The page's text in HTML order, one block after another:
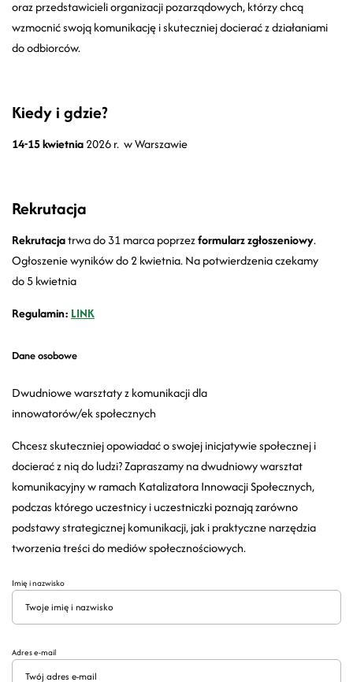
oraz przedstawicieli organizacji pozarządowych, którzy chcą
wzmocnić swoją komunikację i skuteczniej docierać z działaniami
do odbiorców.
Kiedy i gdzie?
14-15 kwietnia2026 r. wWarszawie
Rekrutacja
Rekrutacjatrwa do 31 marca poprzezformularz zgłoszeniowy.
Ogłoszenie wyników do 2 kwietnia. Na potwierdzenia czekamy
do 5 kwietnia
Regulamin: LINK
Dane osobowe
Dwudniowe warsztaty z komunikacji dla
innowatorów/ek społecznych
Chcesz skuteczniej opowiadać o swojej inicjatywie społecznej i
docierać z nią do ludzi? Zapraszamy na dwudniowy warsztat
komunikacyjny w ramach Katalizatora Innowacji Społecznych,
podczas którego uczestnicy i uczestniczki poznają zarówno
podstawy strategicznej komunikacji, jak i praktyczne narzędzia
tworzenia treści do mediów społecznościowych.
Imię i nazwisko
Adres e-mail